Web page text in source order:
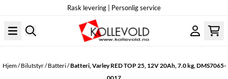
Rask levering | Personlig service
Hjem/Bilutstyr/Batteri/Batteri, Varley RED TOP 25, 12V 20Ah, 7.0 kg, DMS7065-